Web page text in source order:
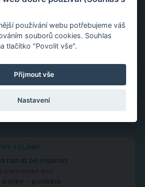
A ČLÁNKY
rad až po inspiraci
partnerské krizi
a páry – poradna
používání webu potřebujeme váš
souborů cookies. Souhlas
tlačítko "Povolit vše".
Přijmout vše
Nastavení